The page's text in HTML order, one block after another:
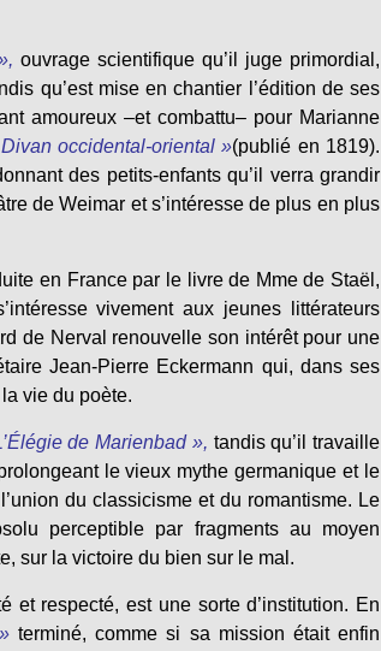
ouvrage scientifique qu’il juge primordial,
qu’est mise en chantier l’édition de ses
amoureux –et combattu– pour Marianne
occidental-oriental »(publié en 1819).
des petits-enfants qu’il verra grandir
de Weimar et s’intéresse de plus en plus
en France par le livre de Mme de Staël,
vivement aux jeunes littérateurs
de Nerval renouvelle son intérêt pour une
Jean-Pierre Eckermann qui, dans ses
vie du poète.
de Marienbad », tandis qu’il travaille
le vieux mythe germanique et le
du classicisme et du romantisme. Le
perceptible par fragments au moyen
sur la victoire du bien sur le mal.
et respecté, est une sorte d’institution. En
terminé, comme si sa mission était enfin